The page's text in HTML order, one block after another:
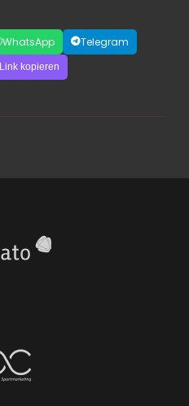
WhatsApp
Telegram
Link kopieren